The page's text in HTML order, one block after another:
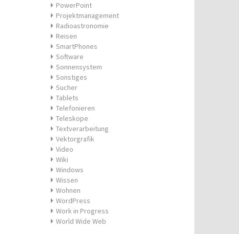
PowerPoint
Projektmanagement
Radioastronomie
Reisen
SmartPhones
Software
Sonnensystem
Sonstiges
Sucher
Tablets
Telefonieren
Teleskope
Textverarbeitung
Vektorgrafik
Video
Wiki
Windows
Wissen
Wohnen
WordPress
Work in Progress
World Wide Web